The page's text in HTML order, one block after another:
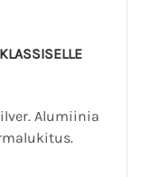
Alumiinia